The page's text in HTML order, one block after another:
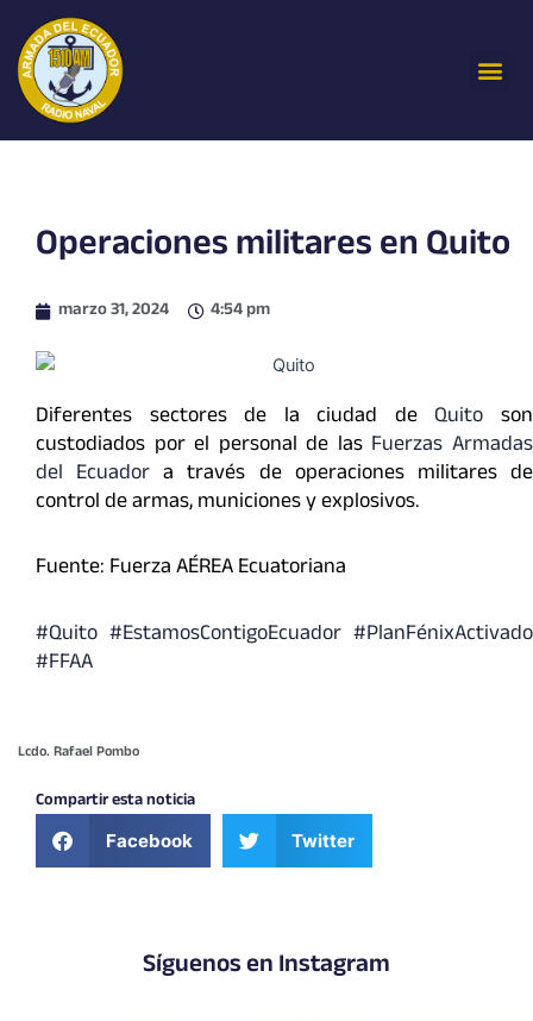
contenido
Operaciones militares en Quito
marzo 31, 2024 4:54 pm
Diferentes sectores de la ciudad de Quito son
custodiados por el personal de las Fuerzas Armadas
del Ecuador a través de operaciones militares de
control de armas, municiones y explosivos.
Fuente: Fuerza AÉREA Ecuatoriana
#Quito #EstamosContigoEcuador #PlanFénixActivado
#FFAA
Lcdo. Rafael Pombo
Compartir esta noticia
Facebook Twitter
Síguenos en Instagram